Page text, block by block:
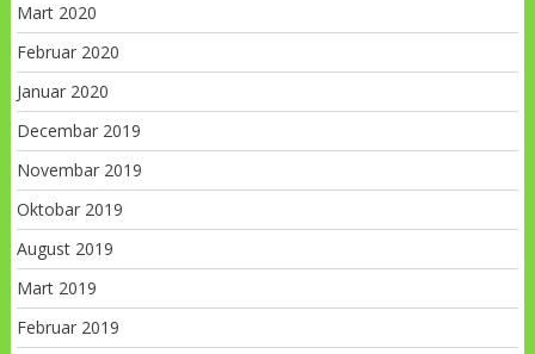
Mart 2020
Februar 2020
Januar 2020
Decembar 2019
Novembar 2019
Oktobar 2019
August 2019
Mart 2019
Februar 2019